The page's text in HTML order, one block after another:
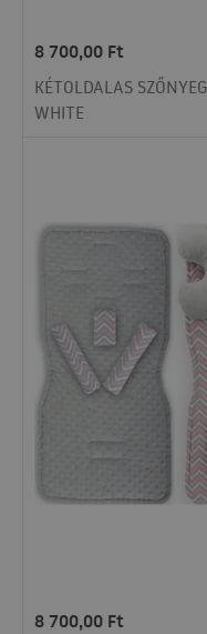
8 700,00 Ft
KÉTOLDALAS
WHITE
8 700,00 Ft